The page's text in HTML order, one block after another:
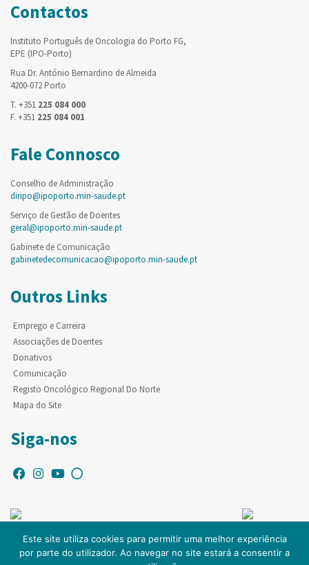
Contactos
Instituto Português de Oncologia do Porto FG,
EPE (IPO-Porto)
Rua Dr. António Bernardino de Almeida
4200-072 Porto
T. +351 225 084 000
F. +351 225 084 001
Fale Connosco
Conselho de Administração
diripo@ipoporto.min-saude.pt
Serviço de Gestão de Doentes
geral@ipoporto.min-saude.pt
Gabinete de Comunicação
gabinetedecomunicacao@ipoporto.min-saude.pt
Outros Links
Emprego e Carreira
Associações de Doentes
Donativos
Comunicação
Registo Oncológico Regional Do Norte
Mapa do Site
Siga-nos
Este site utiliza cookies para permitir uma melhor experiência
por parte do utilizador. Ao navegar no site estará a consentir a